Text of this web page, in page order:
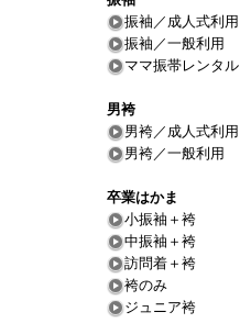
振袖／成人式利用
振袖／一般利用
ママ振帯レンタル
男袴
男袴／成人式利用
男袴／一般利用
卒業はかま
小振袖＋袴
中振袖＋袴
訪問着＋袴
袴のみ
ジュニア袴